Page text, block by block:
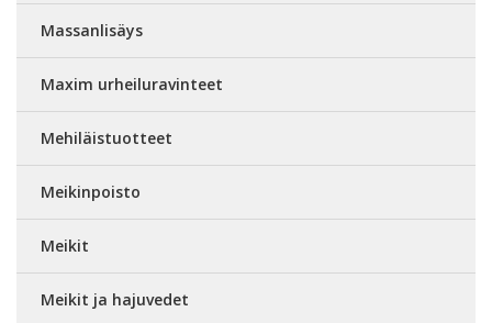
Massanlisäys
Maxim urheiluravinteet
Mehiläistuotteet
Meikinpoisto
Meikit
Meikit ja hajuvedet